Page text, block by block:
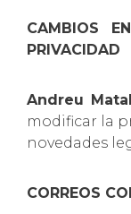
CAMBIOS
PRIVACIDAD
Andreu
modificar la
novedades
CORREOS